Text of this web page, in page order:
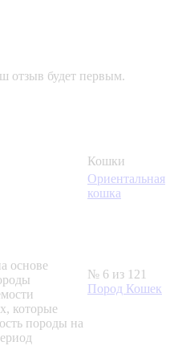
отзыв будет первым.
Кошки
Ориентальная
кошка
основе
которые
породы на
№ 6 из 121
Пород Кошек